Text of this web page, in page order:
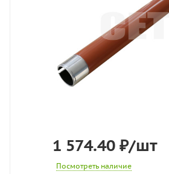
1 574.40 ₽/шт
Посмотреть наличие